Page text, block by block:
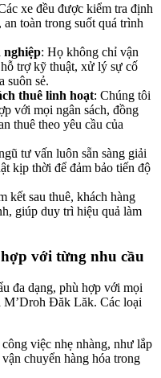
xe đều được kiểm tra định
toàn trong suốt quá trình
nghiệp: Họ không chỉ vận
trợ kỹ thuật, xử lý sự cố
suôn sẻ.
thuê linh hoạt: Chúng tôi
với mọi ngân sách, đồng
thuê theo yêu cầu của
tư vấn luôn sẵn sàng giải
kịp thời để đảm bảo tiến độ
kết sau thuê, khách hàng
giúp duy trì hiệu quả làm
với từng nhu cầu
đa dạng, phù hợp với mọi
M’Droh Đăk Lăk. Các loại
việc nhẹ nhàng, như lắp
chuyển hàng hóa trong